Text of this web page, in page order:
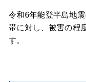
令和6年能登半島地
帯に対し、被害の程
す。